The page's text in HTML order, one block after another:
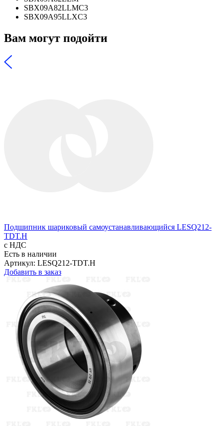
SBX09A82LLMC3
SBX09A95LLXC3
Вам могут подойти
Подшипник шариковый самоустанавливающийся LESQ212-
TDT.H
с НДС
Есть в наличии
Артикул: LESQ212-TDT.H
Добавить в заказ